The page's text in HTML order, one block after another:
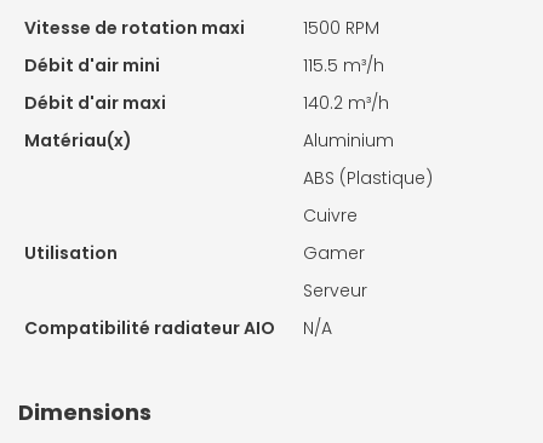
Vitesse de rotation maxi
1500 RPM
Débit d'air mini
115.5 m³/h
Débit d'air maxi
140.2 m³/h
Matériau(x)
Aluminium
ABS (Plastique)
Cuivre
Utilisation
Gamer
Serveur
Compatibilité radiateur AIO
N/A
Dimensions